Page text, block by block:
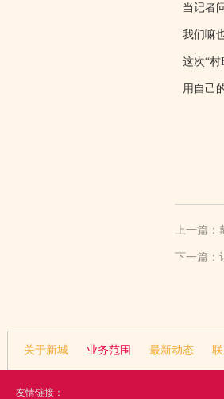
当记者
我们嘛
这次“
用自己
上一篇：
下一篇：
关于新城 业务范围 最新动态
友情链接：